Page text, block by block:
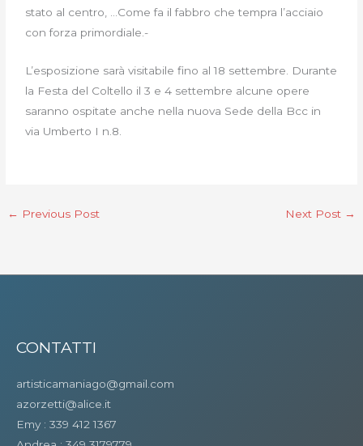
stato al centro, …Come fa il fabbro che tempra l’acciaio
con forza primordiale.-
L’esposizione sarà visitabile fino al 18 settembre. Durante
la Festa del Coltello il 3 e 4 settembre alcune opere
saranno ospitate anche nella nuova Sede della Bcc in
via Umberto I n.8.
← Previous Post Next Post →
CONTATTI
artisticamaniago@gmail.com
azorzetti@alice.it
Emy : 339 412 1367